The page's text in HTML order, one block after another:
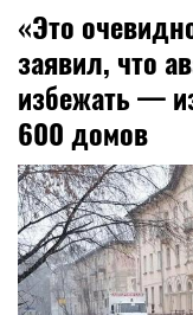
«Это
заявил, что
избежать —
600 домов